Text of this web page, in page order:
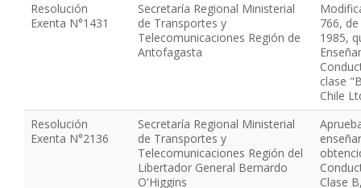
Resolución
Exenta N°1431
Secretaría Regional Ministerial
de Transportes y
Telecomunicaciones Región de
Antofagasta
766,
1985,
clase
Chile
Resolución
Exenta N°2136
Secretaría Regional Ministerial
de Transportes y
Telecomunicaciones Región del
Libertador General Bernardo
O'Higgins
Clase